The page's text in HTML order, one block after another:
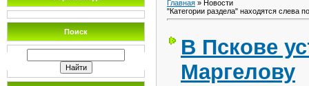
Поиск
Главная » Новости
"Категории раздела" находятся слева
В Пскове
Маргелову